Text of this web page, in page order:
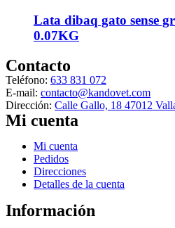
la
Lata dibaq gato sense
0.07KG
Contacto
Teléfono: 633 831 072
E-mail: contacto@kandovet.com
Dirección: Calle Gallo, 18 47012
Mi cuenta
Menú
Mi cuenta
Pedidos
Direcciones
Detalles de la cuenta
Información